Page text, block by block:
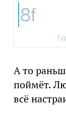
А то
поймёт.
всё